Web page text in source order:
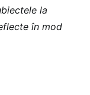
la
în mod